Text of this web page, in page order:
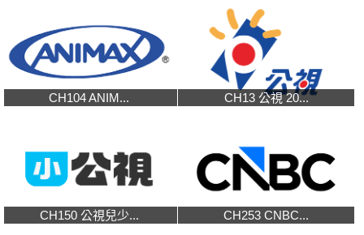
CH104 ANIM... CH13 公視 20...
CH150 公視兒少... CH253 CNBC...